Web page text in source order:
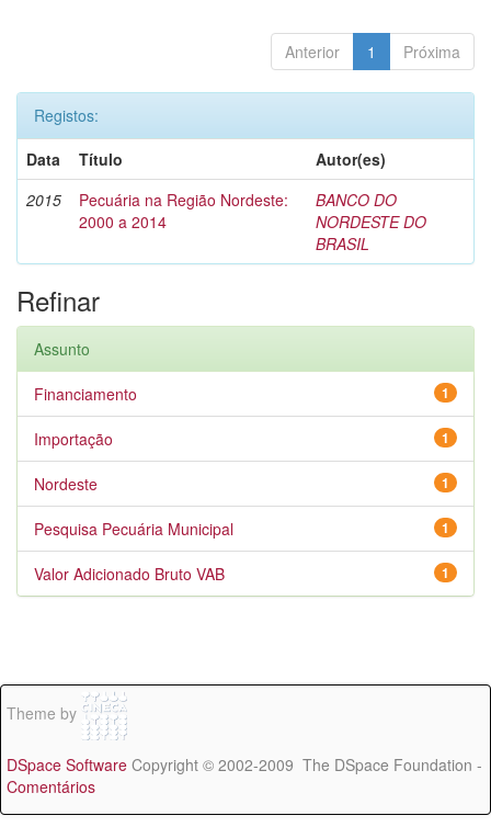
Anterior 1 Próxima
Registos:
Data
Título
Autor(es)
2015
Pecuária na Região Nordeste:
2000 a 2014
BANCO DO
NORDESTE DO
BRASIL
Refinar
Assunto
1
Financiamento
1
Importação
1
Nordeste
1
Pesquisa Pecuária Municipal
1
Valor Adicionado Bruto VAB
Theme by
DSpace Software Copyright © 2002-2009 The DSpace Foundation -
Comentários